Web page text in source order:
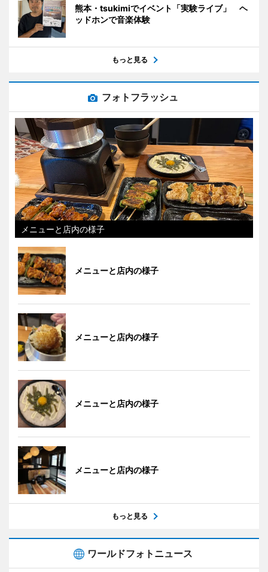
熊本・tsukimiでイベント「実験ライブ」 ヘ
ッドホンで音楽体験
もっと見る
フォトフラッシュ
メニューと店内の様子
メニューと店内の様子
メニューと店内の様子
メニューと店内の様子
メニューと店内の様子
もっと見る
ワールドフォトニュース